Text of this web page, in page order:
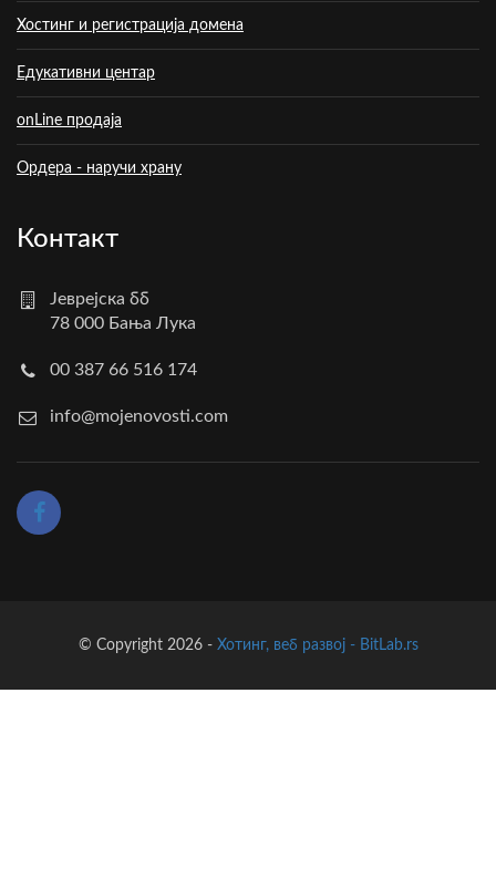
Хостинг и регистрација домена
Едукативни центар
onLine продаја
Ордера - наручи храну
Контакт
Јеврејска бб
78 000 Бања Лука
00 387 66 516 174
info@mojenovosti.com
© Copyright 2026 - Хотинг, веб развој - BitLab.rs